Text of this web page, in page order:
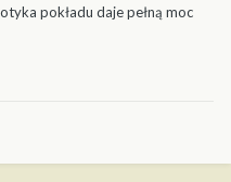
pokładu daje pełną moc